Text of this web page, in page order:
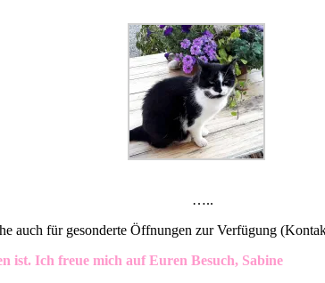
…..
auch für gesonderte Öffnungen zur Verfügung
ist. Ich freue mich auf Euren Besuch, Sabine